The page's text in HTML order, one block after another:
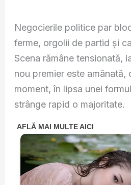
Negocierile politice par
ferme, orgolii de partid și
Scena rămâne tensionată,
nou premier este amânată,
moment, în lipsa unei
strânge rapid o majoritate.